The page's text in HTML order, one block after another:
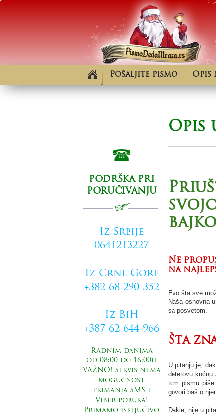
Početna
Pošaljite pismo Opis
Opis
PODRŠKA PRI
PORUČIVANJU
Iz Srbije
0641213227
Iz Crne Gore
+382 68 290 352
Iz BiH
+387 62 644 966
Radnim danima
od 08:00 do 16:00h
VAŽNO! Servis nema
mogućnost
primanja SMS i
Viber poruka!
Primamo isključivo
Ne
na
Evo šta sve
Naša osnovna
sa posvetom.
Šta
U pitanju je,
detetovu kućnu
tom pismu
govori baš o
Dakle, nije u